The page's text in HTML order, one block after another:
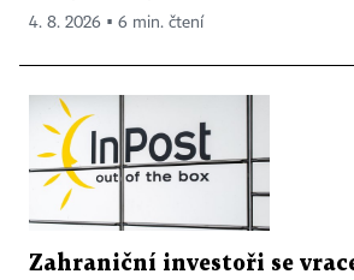
4. 8. 2026 ▪ 6 min. čtení
Zahraniční investoři se